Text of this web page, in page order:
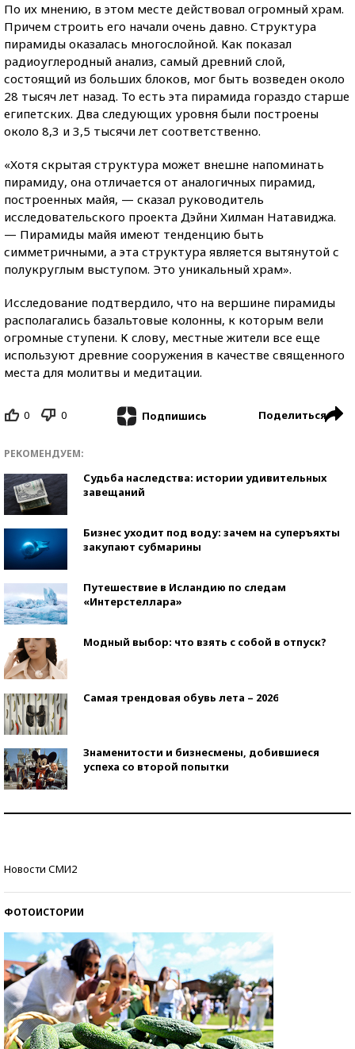
По их мнению, в этом месте действовал огромный храм.
Причем строить его начали очень давно. Структура
пирамиды оказалась многослойной. Как показал
радиоуглеродный анализ, самый древний слой,
состоящий из больших блоков, мог быть возведен около
28 тысяч лет назад. То есть эта пирамида гораздо старше
египетских. Два следующих уровня были построены
около 8,3 и 3,5 тысячи лет соответственно.
«Хотя скрытая структура может внешне напоминать
пирамиду, она отличается от аналогичных пирамид,
построенных майя, — сказал руководитель
исследовательского проекта Дэйни Хилман Натавиджа.
— Пирамиды майя имеют тенденцию быть
симметричными, а эта структура является вытянутой с
полукруглым выступом. Это уникальный храм».
Исследование подтвердило, что на вершине пирамиды
располагались базальтовые колонны, к которым вели
огромные ступени. К слову, местные жители все еще
используют древние сооружения в качестве священного
места для молитвы и медитации.
0 0 Подпишись Поделиться
РЕКОМЕНДУЕМ:
Судьба наследства: истории удивительных
завещаний
Бизнес уходит под воду: зачем на суперъяхты
закупают субмарины
Путешествие в Исландию по следам
«Интерстеллара»
Модный выбор: что взять с собой в отпуск?
Самая трендовая обувь лета – 2026
Знаменитости и бизнесмены, добившиеся
успеха со второй попытки
Новости СМИ2
ФОТОИСТОРИИ